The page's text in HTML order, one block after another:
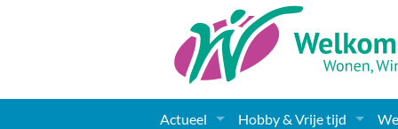
Actueel Hobby & Vrije tijd